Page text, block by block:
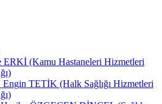
ERKİ (Kamu Hastaneleri Hizmetleri
TETİK (Halk Sağlığı Hizmetleri